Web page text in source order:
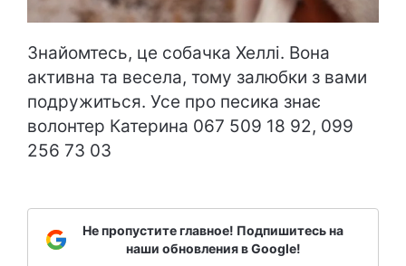
Знайомтесь, це собачка Хеллі. Вона
активна та весела, тому залюбки з вами
подружиться. Усе про песика знає
волонтер Катерина 067 509 18 92, 099
256 73 03
Не пропустите главное! Подпишитесь на
наши обновления в Google!